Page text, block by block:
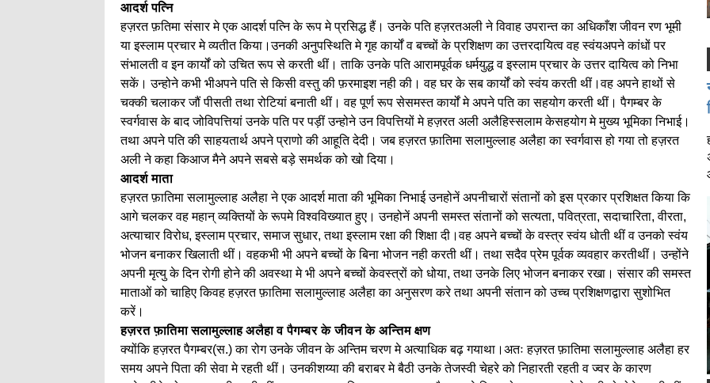
आदर्श पत्नि
हज़रत फ़तिमा संसार मे एक आदर्श पत्नि के रूप मे प्रसिद्ध हैं। उनके पति हज़रतअली ने विवाह उपरान्त का अधिकाँश जीवन रण भूमी
या इस्लाम प्रचार मे व्यतीत किया।उनकी अनुपस्थिति मे गृह कार्यों व बच्चों के प्रशिक्षण का उत्तरदायित्व वह स्वंयअपने कांधों पर
संभालती व इन कार्यों को उचित रूप से करती थीं। ताकि उनके पति आरामपूर्वक धर्मयुद्ध व इस्लाम प्रचार के उत्तर दायित्व को निभा
सकें। उन्होने कभी भीअपने पति से किसी वस्तु की फ़रमाइश नही की। वह घर के सब कार्यों को स्वंय करती थीं।वह अपने हाथों से
चक्की चलाकर जौं पीसती तथा रोटियां बनाती थीं। वह पूर्ण रूप सेसमस्त कार्यों मे अपने पति का सहयोग करती थीं। पैगम्बर के
स्वर्गवास के बाद जोविपत्तियां उनके पति पर पड़ीं उन्होने उन विपत्तियों मे हज़रत अली अलैहिस्सलाम केसहयोग मे मुख्य भूमिका निभाई।
तथा अपने पति की साहयतार्थ अपने प्राणो की आहूति देदी। जब हज़रत फ़ातिमा सलामुल्लाह अलैहा का स्वर्गवास हो गया तो हज़रत
अली ने कहा किआज मैने अपने सबसे बड़े समर्थक को खो दिया।
आदर्श माता
हज़रत फ़ातिमा सलामुल्लाह अलैहा ने एक आदर्श माता की भूमिका निभाई उनहोनें अपनीचारों संतानों को इस प्रकार प्रशिक्षत किया कि
आगे चलकर वह महान् व्यक्तियों के रूपमे विश्वविख्यात हुए। उनहोनें अपनी समस्त संतानों को सत्यता, पवित्रता, सदाचारिता, वीरता,
अत्याचार विरोध, इस्लाम प्रचार, समाज सुधार, तथा इस्लाम रक्षा की शिक्षा दी।वह अपने बच्चों के वस्त्र स्वंय धोती थीं व उनको स्वंय
भोजन बनाकर खिलाती थीं। वहकभी भी अपने बच्चों के बिना भोजन नही करती थीं। तथा सदैव प्रेम पूर्वक व्यवहार करतीथीं। उन्होंने
अपनी मृत्यु के दिन रोगी होने की अवस्था मे भी अपने बच्चों केवस्त्रों को धोया, तथा उनके लिए भोजन बनाकर रखा। संसार की समस्त
माताओं को चाहिए किवह हज़रत फ़ातिमा सलामुल्लाह अलैहा का अनुसरण करे तथा अपनी संतान को उच्च प्रशिक्षणद्वारा सुशोभित
करें।
हज़रत फ़ातिमा सलामुल्लाह अलैहा व पैगम्बर के जीवन के अन्तिम क्षण
क्योंकि हज़रत पैगम्बर(स.) का रोग उनके जीवन के अन्तिम चरण मे अत्याधिक बढ़ गयाथा।अतः हज़रत फ़ातिमा सलामुल्लाह अलैहा हर
समय अपने पिता की सेवा मे रहती थीं। उनकीशय्या की बराबर मे बैठी उनके तेजस्वी चेहरे को निहारती रहती व ज्वर के कारण